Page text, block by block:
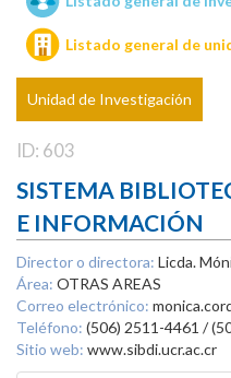
Listado general de
Unidad de Investigación
ID: 603
SISTEMA
E INFORMACIÓN
Director o directora: Licda.
Área: OTRAS AREAS
Correo electrónico:
Teléfono: (506) 2511-4461 /
Sitio web: www.sibdi.ucr.ac.cr